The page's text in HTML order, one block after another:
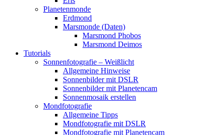
Planetenmonde
Erdmond
Marsmonde (Daten)
Marsmond Phobos
Marsmond Deimos
Tutorials
Sonnenfotografie – Weißlicht
Allgemeine Hinweise
Sonnenbilder mit DSLR
Sonnenbilder mit Planetencam
Sonnenmosaik erstellen
Mondfotografie
Allgemeine Tipps
Mondfotografie mit DSLR
Mondfotografie mit Planetencam